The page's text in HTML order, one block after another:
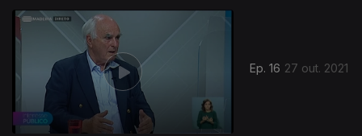
Ep. 16 27 out. 2021